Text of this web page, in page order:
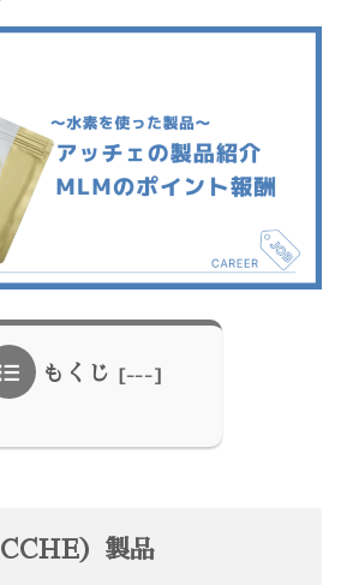
もくじ
）製品